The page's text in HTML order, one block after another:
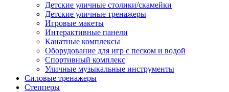
Детские уличные столики/скамейки
Детские уличные тренажеры
Игровые макеты
Интерактивные панели
Канатные комплексы
Оборудование для игр с песком и водой
Спортивный комплекс
Уличные музыкальные инструменты
Силовые тренажеры
Степперы